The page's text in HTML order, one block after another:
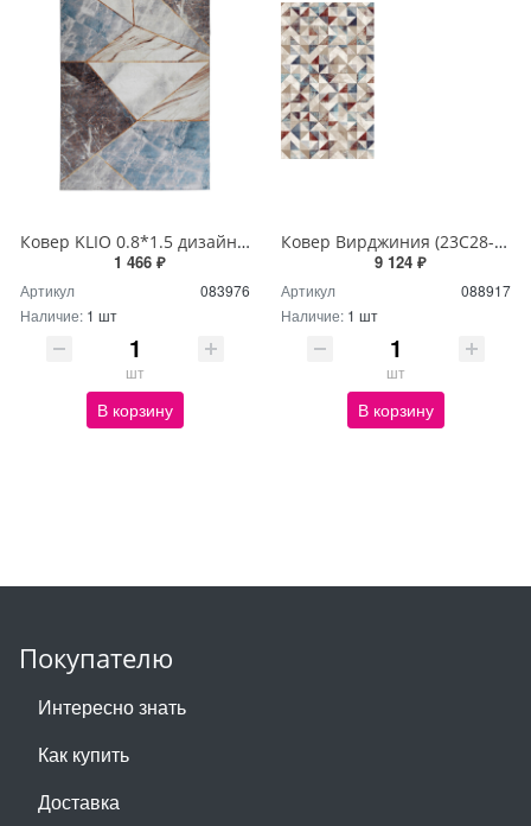
Ковер KLIO 0.8*1.5 дизайн 00581A L.GREY/M.GREY
1 466 ₽
Артикул
083976
Наличие: 1 шт
шт
В корзину
Ковер Вирджиния (23С28-БК/ЭФ) 2*3 дизайн 58586/a5 овал
9 124 ₽
Артикул
088917
Наличие: 1 шт
шт
В корзину
Покупателю
Интересно знать
Как купить
Доставка